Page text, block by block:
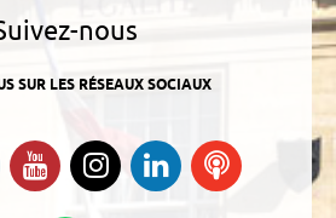
nous
SUR LES RÉSEAUX SOCIAUX
nous sur Facebook
Suivez-nous sur Twitter
Suivez-nous sur YouTube
Suivez-nous sur
Instagram
Retrouvez-
nous sur
Ecoutez